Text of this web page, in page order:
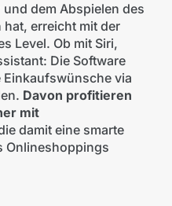
dem Abspielen des
erreicht mit der
Level. Ob mit Siri,
Die Software
via
Davon profitieren
mit
damit eine smarte
Onlineshoppings